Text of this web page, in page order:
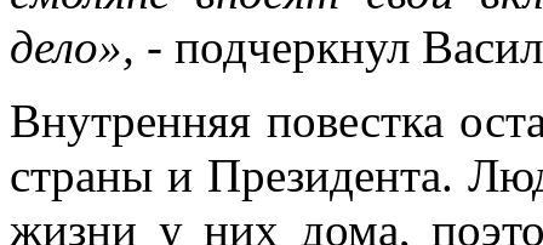
дело», - подчеркнул
Внутренняя повестка
страны и Президента.
жизни у них дома,